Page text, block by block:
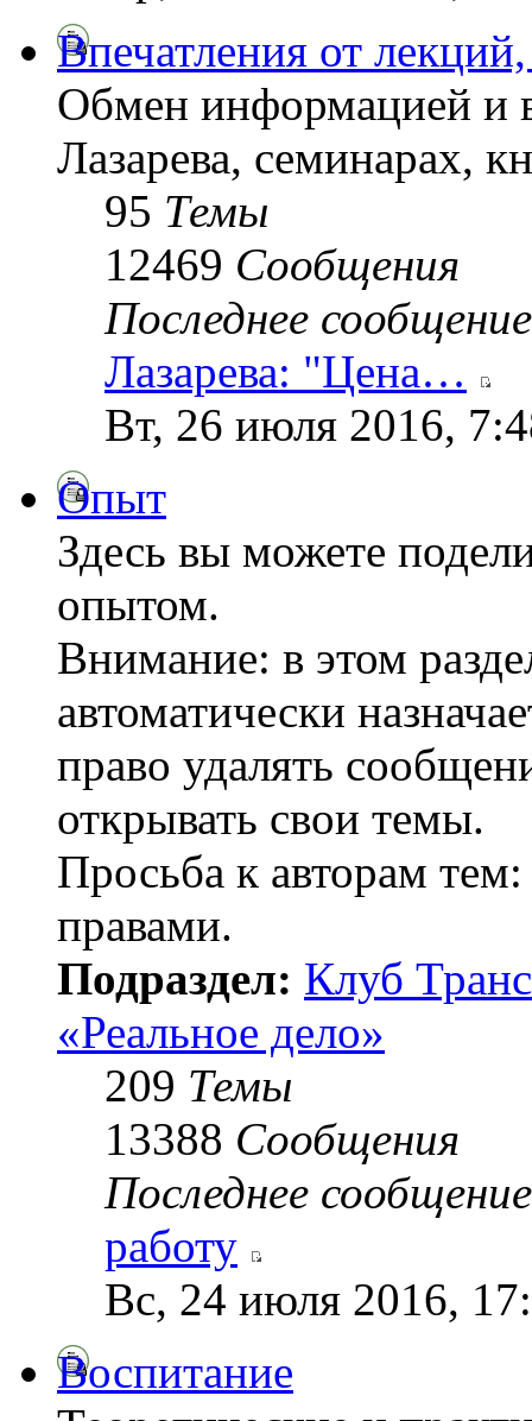
Впечатления от
Обмен информацией и
Лазарева, семинарах,
95 Темы
12469 Сообщения
Последнее сообщение
Лазарева: "Цена…
Вт, 26 июля 2016,
Опыт
Здесь вы можете
опытом.
Внимание: в этом
автоматически
право удалять
открывать свои темы.
Просьба к авторам
правами.
Подраздел: Клуб
«Реальное дело»
209 Темы
13388 Сообщения
Последнее сообщение
работу
Вс, 24 июля 2016,
Воспитание